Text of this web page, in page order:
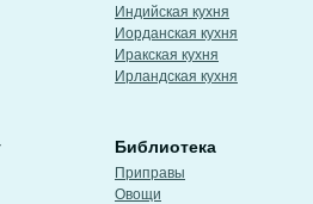
Индийская кухня
Иорданская кухня
Иракская кухня
Ирландская кухня
Библиотека
Приправы
Овощи